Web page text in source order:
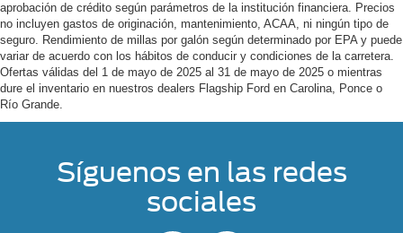
aprobación de crédito según parámetros de la institución financiera. Precios
no incluyen gastos de originación, mantenimiento, ACAA, ni ningún tipo de
seguro. Rendimiento de millas por galón según determinado por EPA y puede
variar de acuerdo con los hábitos de conducir y condiciones de la carretera.
Ofertas válidas del 1 de mayo de 2025 al 31 de mayo de 2025 o mientras
dure el inventario en nuestros dealers Flagship Ford en Carolina, Ponce o
Río Grande.
Síguenos en las redes
sociales